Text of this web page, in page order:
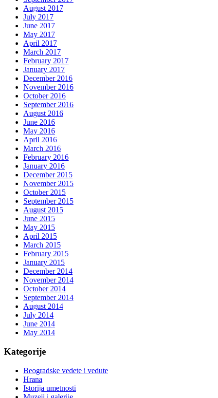
August 2017
July 2017
June 2017
May 2017
April 2017
March 2017
February 2017
January 2017
December 2016
November 2016
October 2016
September 2016
August 2016
June 2016
May 2016
April 2016
March 2016
February 2016
January 2016
December 2015
November 2015
October 2015
September 2015
August 2015
June 2015
May 2015
April 2015
March 2015
February 2015
January 2015
December 2014
November 2014
October 2014
September 2014
August 2014
July 2014
June 2014
May 2014
Kategorije
Beogradske vedete i vedute
Hrana
Istorija umetnosti